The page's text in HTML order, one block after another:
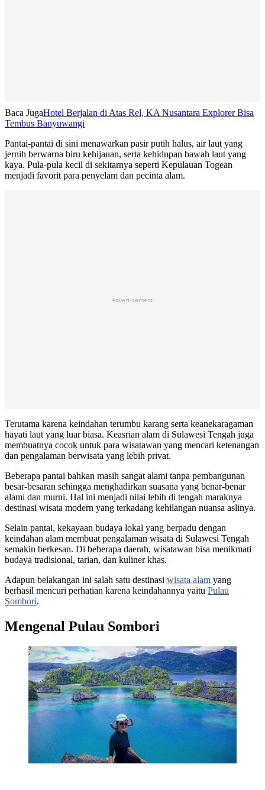
Baca JugaHotel Berjalan di Atas Rel, KA Nusantara Explorer Bisa
Tembus Banyuwangi
Pantai-pantai di sini menawarkan pasir putih halus, air laut yang
jernih berwarna biru kehijauan, serta kehidupan bawah laut yang
kaya. Pula-pula kecil di sekitarnya seperti Kepulauan Togean
menjadi favorit para penyelam dan pecinta alam.
Advertisement
Terutama karena keindahan terumbu karang serta keanekaragaman
hayati laut yang luar biasa. Keasrian alam di Sulawesi Tengah juga
membuatnya cocok untuk para wisatawan yang mencari ketenangan
dan pengalaman berwisata yang lebih privat.
Beberapa pantai bahkan masih sangat alami tanpa pembangunan
besar-besaran sehingga menghadirkan suasana yang benar-benar
alami dan murni. Hal ini menjadi nilai lebih di tengah maraknya
destinasi wisata modern yang terkadang kehilangan nuansa aslinya.
Selain pantai, kekayaan budaya lokal yang berpadu dengan
keindahan alam membuat pengalaman wisata di Sulawesi Tengah
semakin berkesan. Di beberapa daerah, wisatawan bisa menikmati
budaya tradisional, tarian, dan kuliner khas.
Adapun belakangan ini salah satu destinasi wisata alam yang
berhasil mencuri perhatian karena keindahannya yaitu Pulau
Sombori.
Mengenal Pulau Sombori
Sombori merupakan gugusan pulau perawan yang tak
kalah eksotis dari Raja Ampat dan Kepulauan Mandeh.
Foto: Andi Jatmiko/ Liputan6.com.